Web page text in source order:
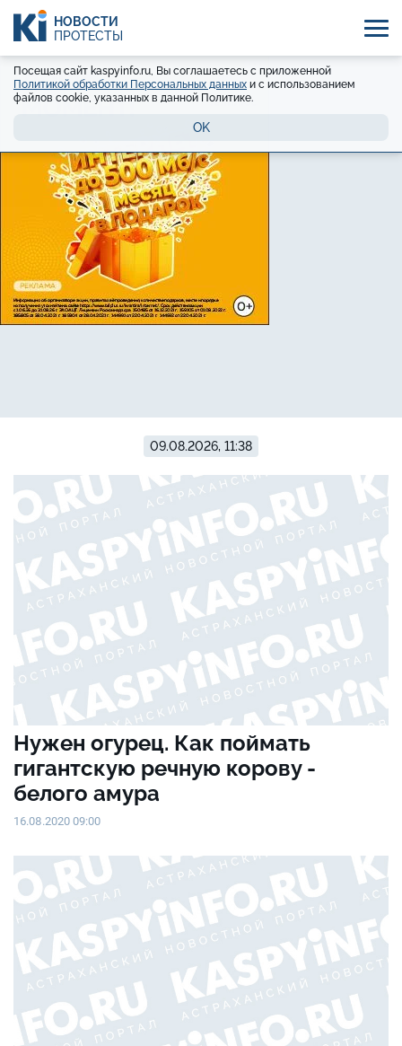
НОВОСТИ
ПРОТЕСТЫ
Посещая сайт kaspyinfo.ru, Вы соглашаетесь с приложенной
Политикой обработки Персональных данных и с использованием
файлов cookie, указанных в данной Политике.
OK
09.08.2026, 11:38
Нужен огурец. Как поймать
гигантскую речную корову -
белого амура
16.08.2020 09:00